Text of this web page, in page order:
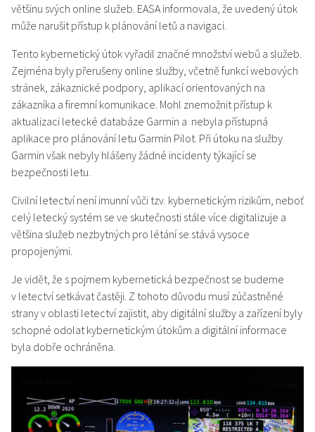
většinu svých online služeb. EASA informovala, že uvedený útok
může narušit přístup k plánování letů a navigaci.
Tento kybernetický útok vyřadil značné množství webů a služeb.
Zejména byly přerušeny online služby, včetně funkcí webových
stránek, zákaznické podpory, aplikací orientovaných na
zákazníka a firemní komunikace. Mohl znemožnit přístup k
aktualizaci letecké databáze Garmin a nebyla přístupná
aplikace pro plánování letu Garmin Pilot. Při útoku na služby
Garmin však nebyly hlášeny žádné incidenty týkající se
bezpečnosti letu.
Civilní letectví není imunní vůči tzv. kybernetickým rizikům, neboť
celý letecký systém se ve skutečnosti stále více digitalizuje a
většina služeb nezbytných pro létání se stává vysoce
propojenými.
Je vidět, že s pojmem kybernetická bezpečnost se budeme
v letectví setkávat častěji. Z tohoto důvodu musí zúčastněné
strany v oblasti letectví zajistit, aby digitální služby a zařízení byly
schopné odolat kybernetickým útokům a digitální informace
byla dobře ochráněna.